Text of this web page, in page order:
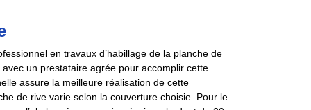
en travaux d’habillage de la planche de
un prestataire agrée pour accomplir cette
assure la meilleure réalisation de cette
de rive varie selon la couverture choisie. Pour le